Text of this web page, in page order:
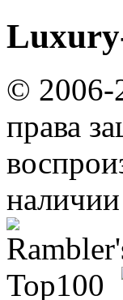
© 2006-
права